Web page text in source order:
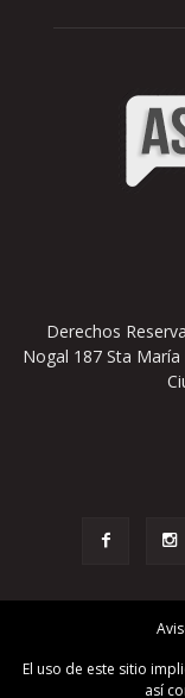
Derechos
Nogal 187 Sta
El uso de este sitio
así